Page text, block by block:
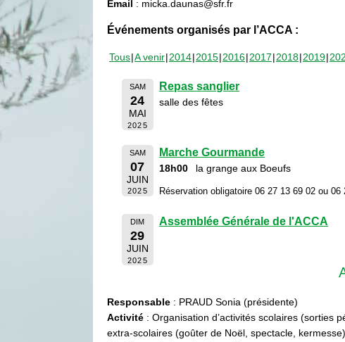
Email : micka.daunas@sfr.fr
Événements organisés par l’ACCA :
Tous A venir 2014 2015 2016 2017 2018 2019
SAM
24
MAI
2025
Repas sanglier
salle des fêtes
SAM
07
JUIN
2025
Marche Gourmande
18h00 la grange aux Boeufs
Réservation obligatoire 06 27 13 69 02 ou 06
DIM
29
JUIN
2025
Assemblée Générale de l'ACCA
Responsable : PRAUD Sonia (présidente)
Activité : Organisation d’activités scolaires (sorties
extra-scolaires (goûter de Noël, spectacle, kermesse).